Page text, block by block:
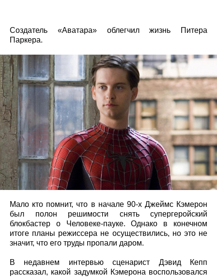
Создатель «Аватара» облегчил жизнь Питера
Паркера.
Мало кто помнит, что в начале 90-х Джеймс Кэмерон
был полон решимости снять супергеройский
блокбастер о Человеке-пауке. Однако в конечном
итоге планы режиссера не осуществились, но это не
значит, что его труды пропали даром.
В недавнем интервью сценарист Дэвид Кепп
рассказал, какой задумкой Кэмерона воспользовался